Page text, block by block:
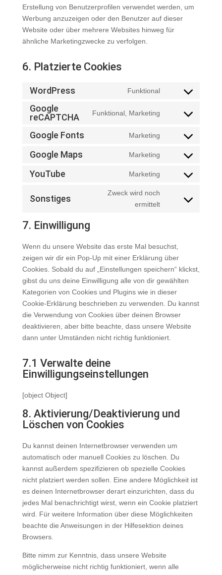
Erstellung von Benutzerprofilen verwendet werden, um
Werbung anzuzeigen oder den Benutzer auf dieser
Website oder über mehrere Websites hinweg für
ähnliche Marketingzwecke zu verfolgen.
6. Platzierte Cookies
WordPress Funktional
Consent
service
Google
reCAPTCHA
Funktional, Marketing
Consent
service
google-
Google Fonts Marketing
Consent
google-
Google Maps Marketing
Consent
YouTube Marketing
Consent
service
Sonstiges
Zweck wird noch
ermittelt
Consent
7. Einwilligung
Wenn du unsere Website das erste Mal besuchst,
zeigen wir dir ein Pop-Up mit einer Erklärung über
Cookies. Sobald du auf „Einstellungen speichern“ klickst,
gibst du uns deine Einwilligung alle von dir gewählten
Kategorien von Cookies und Plugins wie in dieser
Cookie-Erklärung beschrieben zu verwenden. Du kannst
die Verwendung von Cookies über deinen Browser
deaktivieren, aber bitte beachte, dass unsere Website
dann unter Umständen nicht richtig funktioniert.
7.1 Verwalte deine
Einwilligungseinstellungen
[object Object]
8. Aktivierung/Deaktivierung und
Löschen von Cookies
Du kannst deinen Internetbrowser verwenden um
automatisch oder manuell Cookies zu löschen. Du
kannst außerdem spezifizieren ob spezielle Cookies
nicht platziert werden sollen. Eine andere Möglichkeit ist
es deinen Internetbrowser derart einzurichten, dass du
jedes Mal benachrichtigt wirst, wenn ein Cookie platziert
wird. Für weitere Information über diese Möglichkeiten
beachte die Anweisungen in der Hilfesektion deines
Browsers.
Bitte nimm zur Kenntnis, dass unsere Website
möglicherweise nicht richtig funktioniert, wenn alle